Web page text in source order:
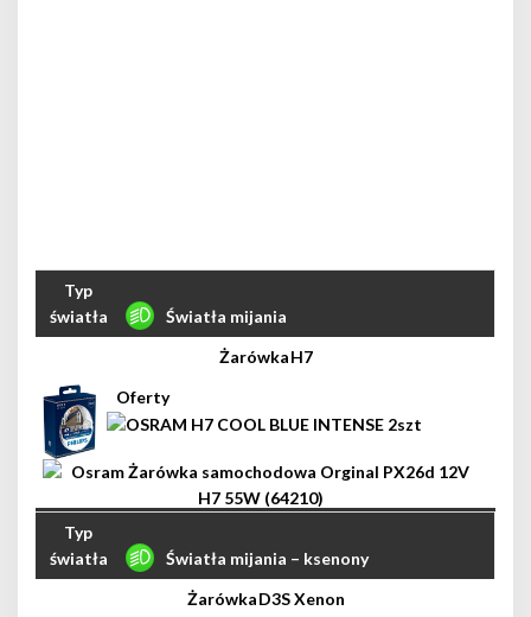
Światła mijania
H7
Światła mijania – ksenony
D3S Xenon